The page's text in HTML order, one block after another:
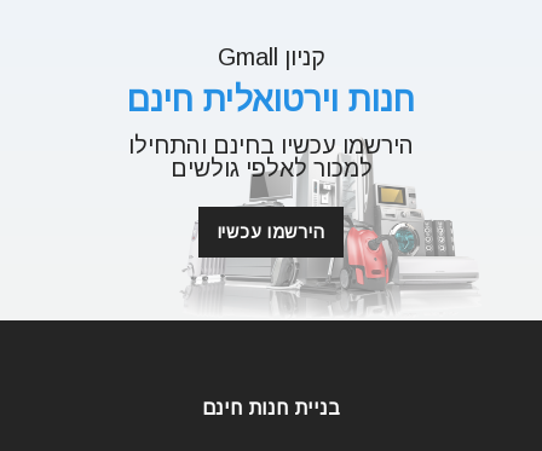
קניון Gmall
חנות וירטואלית חינם
הירשמו עכשיו בחינם והתחילו
למכור לאלפי גולשים
הירשמו עכשיו
בניית חנות חינם